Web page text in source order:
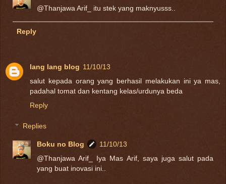
@Thanjawa Arif_ itu stek yang maknyusss..
Reply
lang lang blog 11/10/13
salut kepada orang yang berhasil melakukan ini ya mas,
padahal tomat dan kentang kelas/urdunya beda
Reply
Replies
Boku no Blog
11/10/13
@Thanjawa Arif_ Iya Mas Arif, saya juga salut pada
yang buat inovasi ini..